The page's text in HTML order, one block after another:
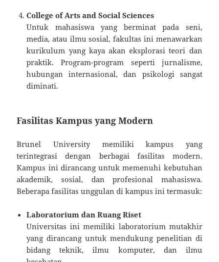
College of Arts and Social Sciences
Untuk mahasiswa yang berminat pada seni,
media, atau ilmu sosial, fakultas ini menawarkan
kurikulum yang kaya akan eksplorasi teori dan
praktik. Program-program seperti jurnalisme,
hubungan internasional, dan psikologi sangat
diminati.
Fasilitas Kampus yang Modern
Brunel University memiliki kampus yang
terintegrasi dengan berbagai fasilitas modern.
Kampus ini dirancang untuk memenuhi kebutuhan
akademik, sosial, dan profesional mahasiswa.
Beberapa fasilitas unggulan di kampus ini termasuk:
Laboratorium dan Ruang Riset
Universitas ini memiliki laboratorium mutakhir
yang dirancang untuk mendukung penelitian di
bidang teknik, ilmu komputer, dan ilmu